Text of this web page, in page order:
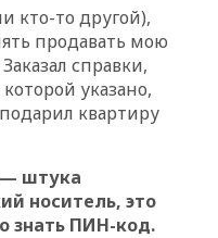
кто-то другой),
продавать мою
справки,
указано,
квартиру
— штука
носитель, это
знать ПИН-код.